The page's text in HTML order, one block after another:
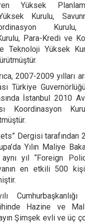
Yüksek
Kurulu,
Kurulu,
Para-Kredi ve
Teknoloji Yüksek
2007-2009 yılları
Türkiye
İstanbul 2010
Koordinasyon
Dergisi tarafından
Yılın Maliye
yıl “Foreign
en etkili 500
Hazine ve
Şimşek evli ve üç